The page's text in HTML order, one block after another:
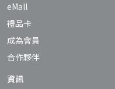
eMall
禮品卡
成為會員
合作夥伴
資訊